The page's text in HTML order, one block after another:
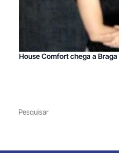
House Comfort chega a